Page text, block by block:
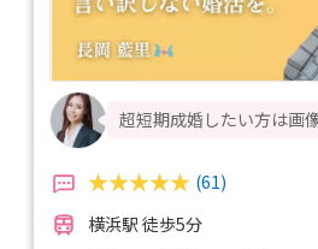
超短期成婚したい方は画
(61)
横浜駅 徒歩5分